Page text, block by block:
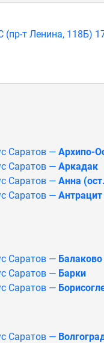
т Ленина, 118Б)
Саратов — Архипо-
Саратов — Аркадак
Саратов — Анна
Саратов — Антрацит
Саратов — Балаково
Саратов — Барки
Саратов —
Саратов —